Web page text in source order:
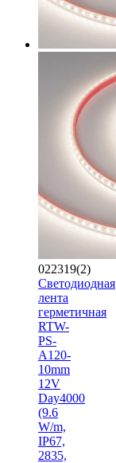
022319(2)
Светодиодная
лента
герметичная
RTW-
PS-
A120-
10mm
12V
Day4000
(9.6
W/m,
IP67,
2835,